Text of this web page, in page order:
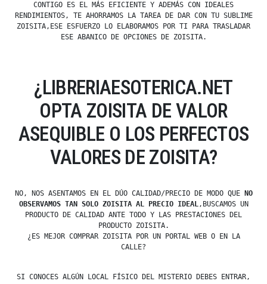
CONTIGO ES EL MÁS EFICIENTE Y ADEMÁS CON IDEALES
RENDIMIENTOS, TE AHORRAMOS LA TAREA DE DAR CON TU SUBLIME
ZOISITA,ESE ESFUERZO LO ELABORAMOS POR TI PARA TRASLADAR
ESE ABANICO DE OPCIONES DE ZOISITA.
¿LIBRERIAESOTERICA.NET
OPTA ZOISITA DE VALOR
ASEQUIBLE O LOS PERFECTOS
VALORES DE ZOISITA?
NO, NOS ASENTAMOS EN EL DÚO CALIDAD/PRECIO DE MODO QUE
NO
OBSERVAMOS TAN SOLO ZOISITA AL PRECIO IDEAL,BUSCAMOS UN
PRODUCTO DE CALIDAD ANTE TODO Y LAS PRESTACIONES DEL
PRODUCTO ZOISITA.
¿ES MEJOR COMPRAR ZOISITA POR UN PORTAL WEB O EN LA
CALLE?
SI CONOCES ALGÚN LOCAL FÍSICO DEL MISTERIO DEBES ENTRAR,